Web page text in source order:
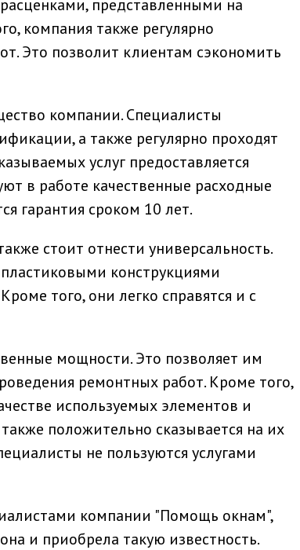
представленными на
компания также регулярно
Это позволит клиентам сэкономить
компании. Специалисты
а также регулярно проходят
услуг предоставляется
в работе качественные расходные
гарантия сроком 10 лет.
стоит отнести универсальность.
конструкциями
того, они легко справятся и с
мощности. Это позволяет им
ремонтных работ. Кроме того,
используемых элементов и
положительно сказывается на их
не пользуются услугами
компании "Помощь окнам",
и приобрела такую известность.